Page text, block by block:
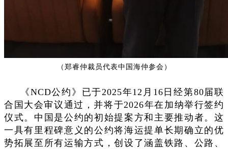
（郑睿仲裁员代表中国海仲参会）
《NCD公约》已于2025年12月16日经第80届联
合国大会审议通过，并将于2026年在加纳举行签约
仪式。中国是公约的初始提案方和主要推动者。这
一具有里程碑意义的公约将海运提单长期确立的优
势拓展至所有运输方式，创设了涵盖铁路、公路、